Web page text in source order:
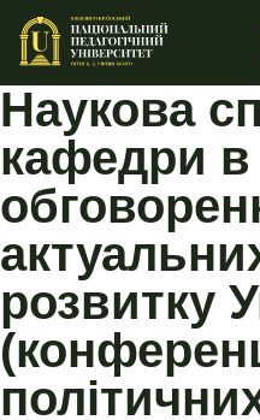
Наукова
кафедри в
розвитку